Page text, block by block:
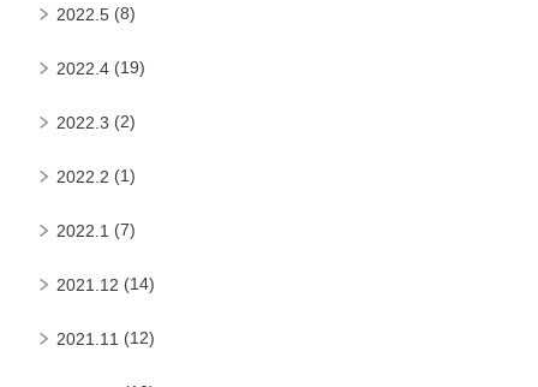
2022.5 (8)
2022.4 (19)
2022.3 (2)
2022.2 (1)
2022.1 (7)
2021.12 (14)
2021.11 (12)